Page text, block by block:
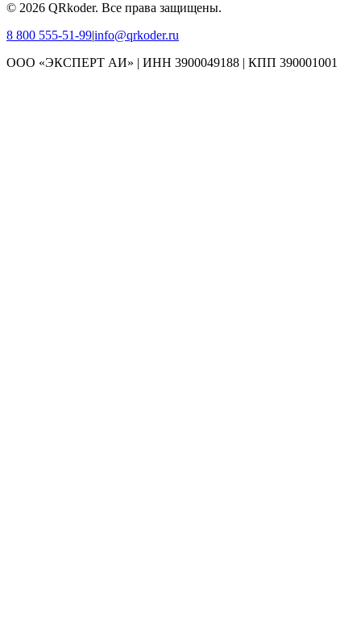
© 2026 QRkoder. Все права защищены.
8 800 555-51-99|info@qrkoder.ru
ООО «ЭКСПЕРТ АИ» | ИНН 3900049188 | КПП 390001001